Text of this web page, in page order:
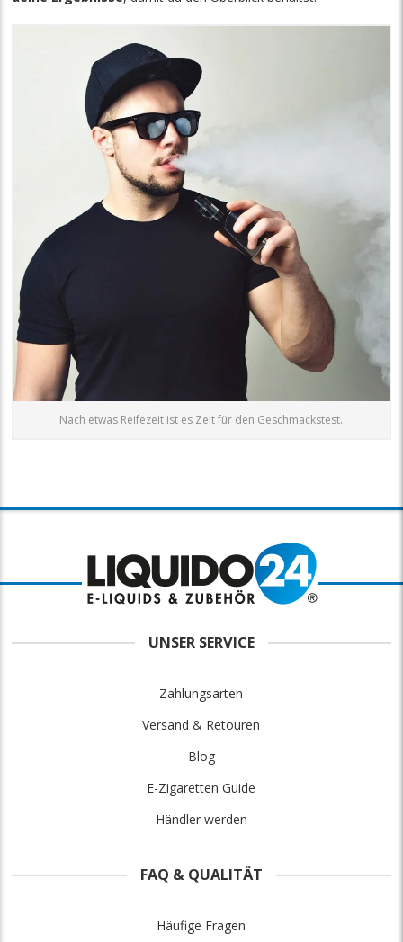
Nach etwas Reifezeit ist es Zeit für den Geschmackstest.
UNSER SERVICE
Zahlungsarten
Versand & Retouren
Blog
E-Zigaretten Guide
Händler werden
FAQ & QUALITÄT
Häufige Fragen